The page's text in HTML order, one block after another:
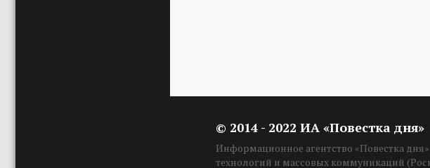
© 2014 - 2022 ИА «Повестка дня»
Информационное агентство «Повестка
технологий и массовых коммуникаций